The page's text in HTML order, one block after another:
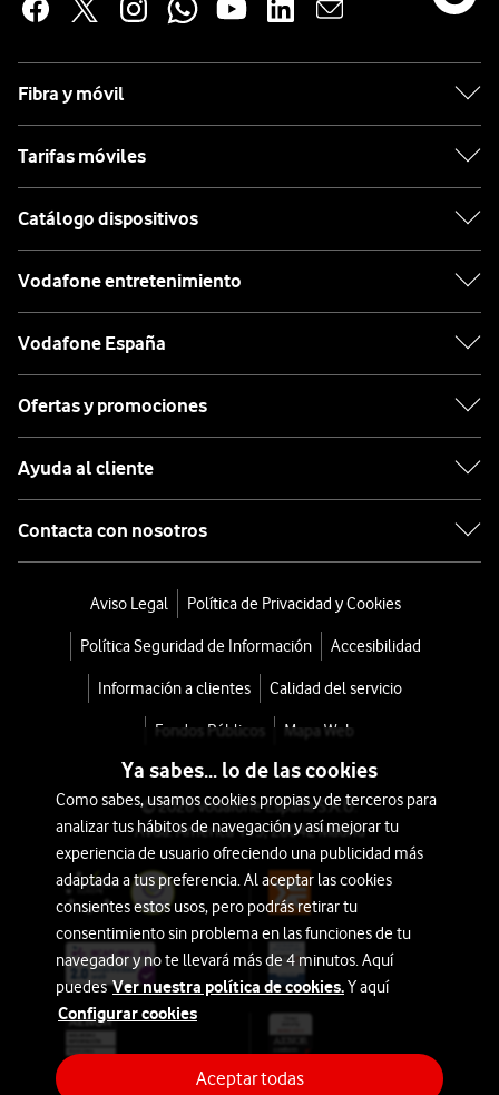
Fibra y móvil
Tarifas móviles
Catálogo dispositivos
Vodafone entretenimiento
Vodafone España
Ofertas y promociones
Ayuda al cliente
Contacta con nosotros
Aviso Legal Política de Privacidad y Cookies
Política Seguridad de Información Accesibilidad
Información a clientes Calidad del servicio
Fondos Públicos Mapa Web
© 2026 Vodafone España S.A.U.
Avda. América 115, 28042 Madrid
Ya sabes... lo de las cookies
Como sabes, usamos cookies propias y de terceros para
analizar tus hábitos de navegación y así mejorar tu
experiencia de usuario ofreciendo una publicidad más
adaptada a tus preferencia. Al aceptar las cookies
consientes estos usos, pero podrás retirar tu
consentimiento sin problema en las funciones de tu
navegador y no te llevará más de 4 minutos. Aquí
puedesVer nuestra política de cookies.Y aquí
Configurar cookies
Aceptar todas